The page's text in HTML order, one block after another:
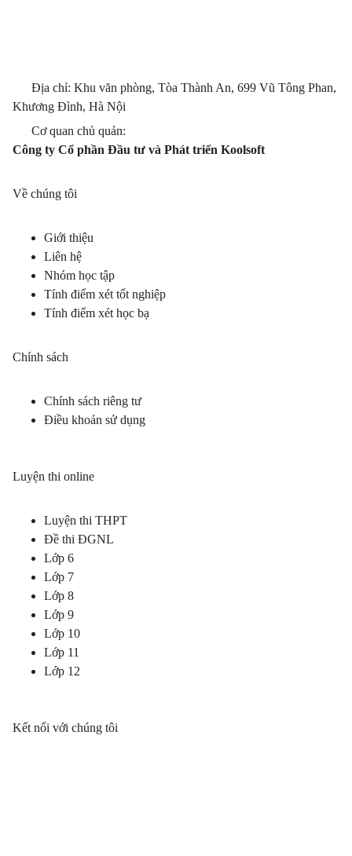
Địa chỉ: Khu văn phòng, Tòa Thành An, 699 Vũ Tông Phan,
Khương Đình, Hà Nội
Cơ quan chủ quản:
Công ty Cổ phần Đầu tư và Phát triển Koolsoft
Về chúng tôi
Giới thiệu
Liên hệ
Nhóm học tập
Tính điểm xét tốt nghiệp
Tính điểm xét học bạ
Chính sách
Chính sách riêng tư
Điều khoản sử dụng
Luyện thi online
Luyện thi THPT
Đề thi ĐGNL
Lớp 6
Lớp 7
Lớp 8
Lớp 9
Lớp 10
Lớp 11
Lớp 12
Kết nối với chúng tôi